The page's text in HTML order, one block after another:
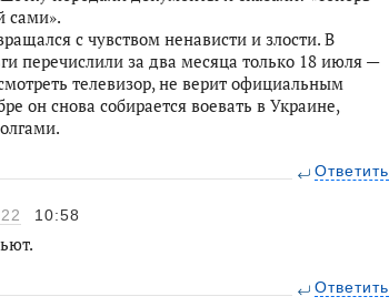
сами».
с чувством ненависти и злости. В
перечислили за два месяца только 18 июля —
телевизор, не верит официальным
он снова собирается воевать в Украине,
Ответить
10:58
Ответить